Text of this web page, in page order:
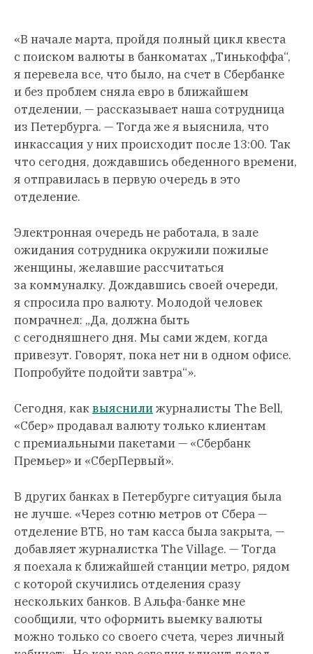
«В начале марта, пройдя полный цикл квеста
с поиском валюты в банкоматах „Тинькоффа“,
я перевела все, что было, на счет в Сбербанке
и без проблем сняла евро в ближайшем
отделении, — рассказывает наша сотрудница
из Петербурга. — Тогда же я выяснила, что
инкассация у них происходит после 13:00. Так
что сегодня, дождавшись обеденного времени,
я отправилась в первую очередь в это
отделение.
Электронная очередь не работала, в зале
ожидания сотрудника окружили пожилые
женщины, желавшие рассчитаться
за коммуналку. Дождавшись своей очереди,
я спросила про валюту. Молодой человек
помрачнел: „Да, должна быть
с сегодняшнего дня. Мы сами ждем, когда
привезут. Говорят, пока нет ни в одном офисе.
Попробуйте подойти завтра“».
Сегодня, каквыяснилижурналисты The Bell,
«Сбер» продавал валюту только клиентам
с премиальными пакетами — «Сбербанк
Премьер» и «СберПервый».
В других банках в Петербурге ситуация была
не лучше. «Через сотню метров от Сбера —
отделение ВТБ, но там касса была закрыта, —
добавляет журналистка The Village. — Тогда
я поехала к ближайшей станции метро, рядом
с которой скучились отделения сразу
нескольких банков. В Альфа-банке мне
сообщили, что оформить выемку валюты
можно только со своего счета, через личный